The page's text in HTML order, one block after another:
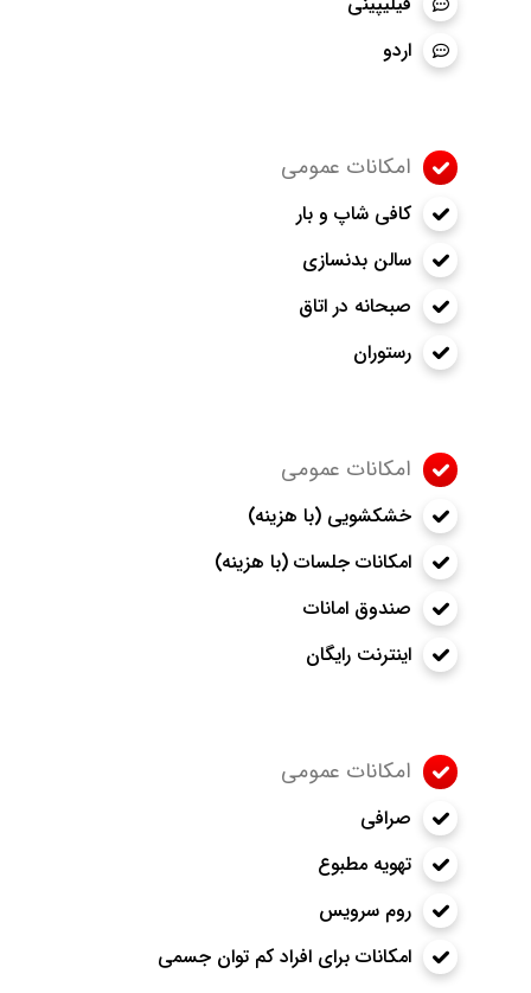
اردو
امکانات عمومی
کافی شاپ و بار
سالن بدنسازی
صبحانه در اتاق
رستوران
امکانات عمومی
خشکشویی (با هزینه)
امکانات جلسات (با هزینه)
صندوق امانات
اینترنت رایگان
امکانات عمومی
صرافی
تهویه مطبوع
روم سرویس
امکانات برای افراد کم توان جسمی